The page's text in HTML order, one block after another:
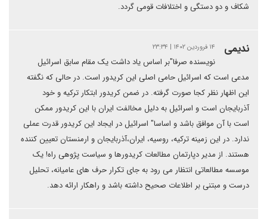
شکاف و دو دستگی و اختلافات قومی گردد.
ندیمی ۱۴ فروردین ۱۴۰۲ | ۲۳:۳۴
نویسنده صرفا"بر اساس یاد داشت یک مقام سابق اسرائیل
مدعی است که اسرائیل حامی اصلی این کریدور است. در حالی که نگفته
این اظهار نظر کجا صورت گرفته. در ضمن کریدور ابتکار ترکیه و خود
آذربایجان است و اسرائیل به دلیل مخالفت ایران با این کریدور ممکن
است با آن موافق باشد و اساسا" اسرائیل در ایجاد این کریدور قدرت عملی
ندارد. در این زمینه ترکیه، روسیه، ایران،آذربایجان و ارمنستان تعیین کننده
هستند. از مدیر دپارتمان مطالعات کریدورها و سیاست پژوهی راه! یک
موسسه مطالعاتی انتظار می رود به جای تکرار حرف های عامیانه، تحلیل
درست و مبتنی بر اطلاعات صحیح داشته باشد و راهکار ارائه دهد.